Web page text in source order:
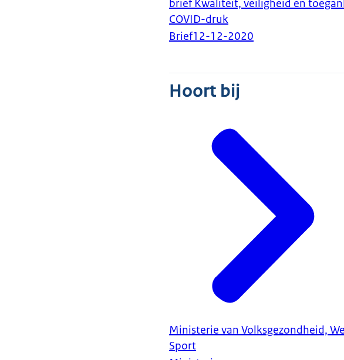
brief Kwaliteit, veiligheid en
COVID-druk
Brief12-12-2020
Hoort bij
Ministerie van Volksgezondheid,
Sport